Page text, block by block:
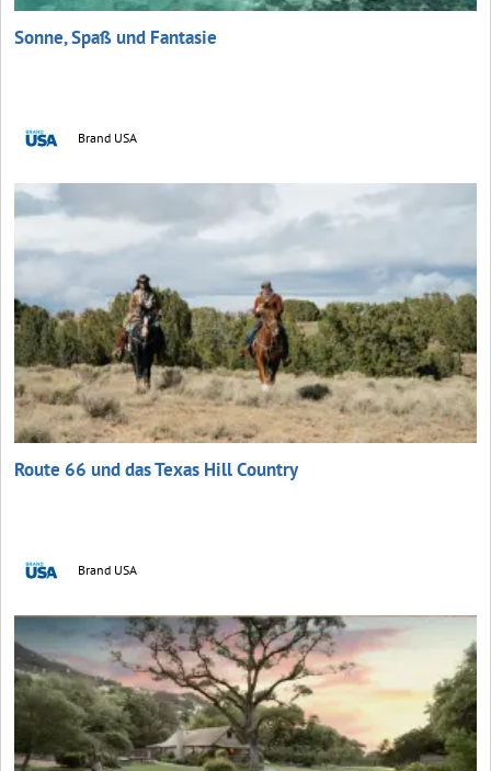
Sonne, Spaß und Fantasie
Brand USA
Route 66 und das Texas Hill Country
Brand USA